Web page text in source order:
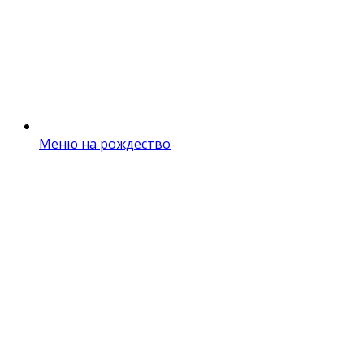
Меню на рождество